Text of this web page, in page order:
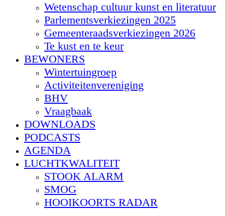
Wetenschap cultuur kunst en literatuur
Parlementsverkiezingen 2025
Gemeenteraadsverkiezingen 2026
Te kust en te keur
BEWONERS
Wintertuingroep
Activiteitenvereniging
BHV
Vraagbaak
DOWNLOADS
PODCASTS
AGENDA
LUCHTKWALITEIT
STOOK ALARM
SMOG
HOOIKOORTS RADAR